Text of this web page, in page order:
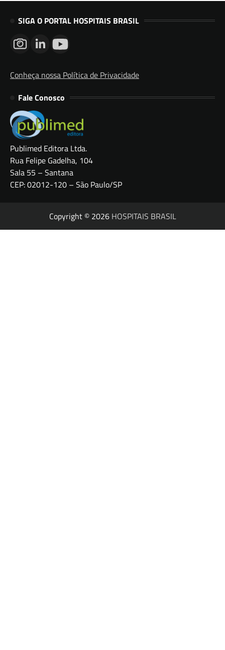
SIGA O PORTAL HOSPITAIS BRASIL
Conheça nossa Política de Privacidade
Fale Conosco
Publimed Editora Ltda.
Rua Felipe Gadelha, 104
Sala 55 – Santana
CEP: 02012-120 – São Paulo/SP
Copyright © 2026 HOSPITAIS BRASIL